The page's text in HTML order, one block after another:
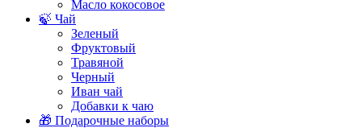
Масло кокосовое
🍃 Чай
Зеленый
Фруктовый
Травяной
Черный
Иван чай
Добавки к чаю
🎁 Подарочные наборы